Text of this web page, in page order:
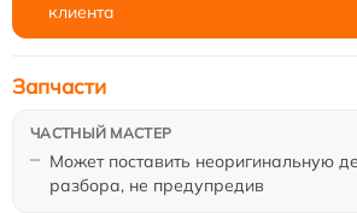
клиента
Может поставить неоригинальную
разбора, не предупредив
Запчасти